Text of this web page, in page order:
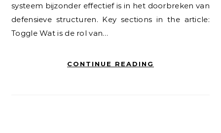
systeem bijzonder effectief is in het doorbreken van
defensieve structuren. Key sections in the article:
Toggle Wat is de rol van…
CONTINUE READING